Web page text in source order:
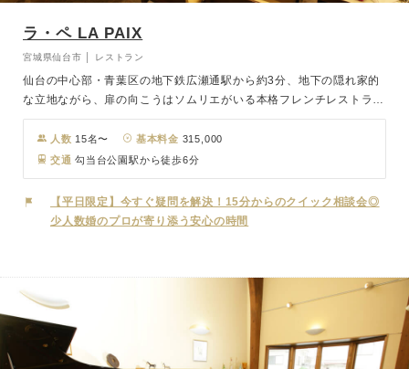
ラ・ペ LA PAIX
宮城県仙台市 │ レストラン
仙台の中心部・青葉区の地下鉄広瀬通駅から約3分、地下の隠れ家的
な立地ながら、扉の向こうはソムリエがいる本格フレンチレストラン
の別世界。程よい広さで家族・親族中心の20～30名の結婚式に最適
です。挙式の後は移動なしでご会食が可能。堅苦しすぎず、カジュア
ルすぎないウェディングがリーズナブルに叶います。
人数 15名〜 基本料金 315,000
交通 勾当台公園駅から徒歩6分
【平日限定】今すぐ疑問を解決！15分からのクイック相談会◎
少人数婚のプロが寄り添う安心の時間